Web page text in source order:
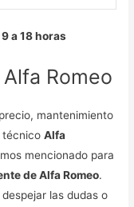
a 18 horas
Romeo
mantenimiento
técnicoAlfa
mencionado para
de Alfa Romeo.
las dudas o